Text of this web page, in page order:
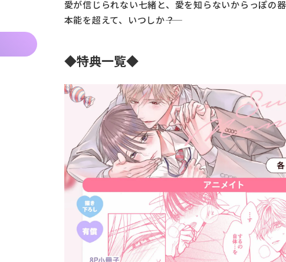
愛が信じられない七緒と、愛を知らないからっぽの器
本能を超えて、いつしか――？
◆特典一覧◆